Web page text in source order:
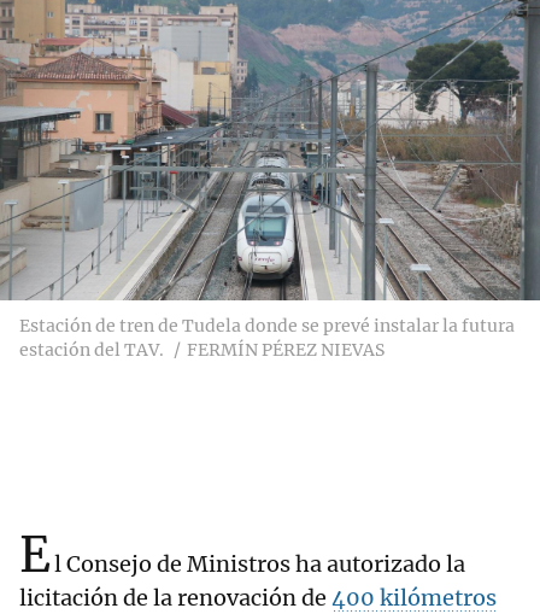
Estación de tren de Tudela donde se prevé instalar la futura
estación del TAV.
FERMÍN PÉREZ NIEVAS
El Consejo de Ministros ha autorizado la
licitación de la renovación de 400 kilómetros